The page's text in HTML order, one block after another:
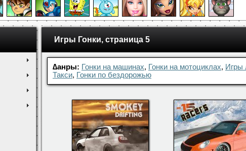
Игры Гонки, страница 5
∆анры: Гонки на машинах, Гонки на мотоциклах, Игры
Такси, Гонки по бездорожью